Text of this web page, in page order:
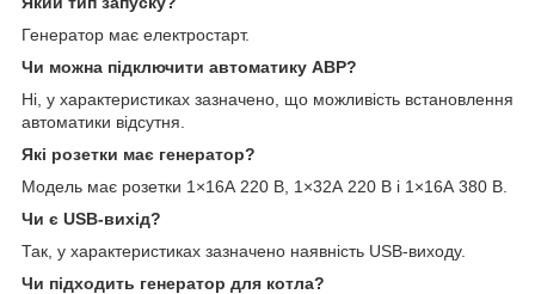
Генератор має електростарт.
Чи можна підключити автоматику АВР?
Ні, у характеристиках зазначено, що можливість встановлення
автоматики відсутня.
Які розетки має генератор?
Модель має розетки 1×16А 220 В, 1×32А 220 В і 1×16А 380 В.
Чи є USB-вихід?
Так, у характеристиках зазначено наявність USB-виходу.
Чи підходить генератор для котла?